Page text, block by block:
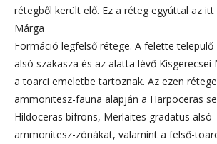
rétegből került elő. Ez a réteg egyúttal az
Márga
Formáció legfelső rétege. A felette
alsó szakasza és az alatta lévő Kisgerecsei
a toarci emeletbe tartoznak. Az ezen
ammonitesz-fauna alapján a Harpoceras
Hildoceras bifrons, Merlaites gradatus
ammonitesz-zónákat, valamint a felső-